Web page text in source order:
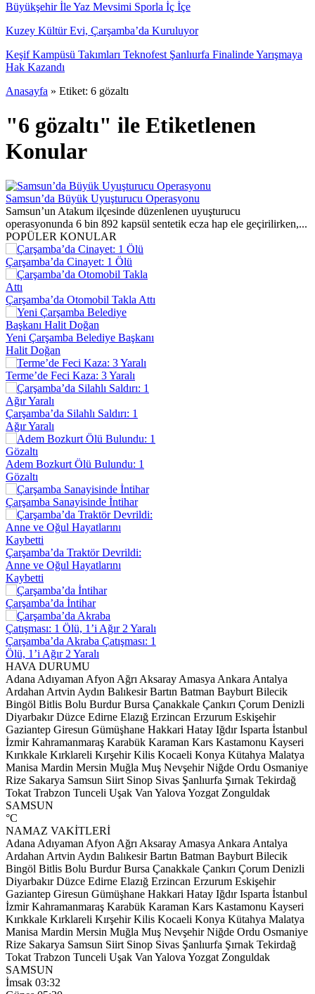
Büyükşehir İle Yaz Mevsimi Sporla İç İçe
Kuzey Kültür Evi, Çarşamba’da Kuruluyor
Keşif Kampüsü Takımları Teknofest Şanlıurfa Finalinde Yarışmaya
Hak Kazandı
Anasayfa » Etiket: 6 gözaltı
"6 gözaltı" ile Etiketlenen
Konular
Samsun’da Büyük Uyuşturucu Operasyonu
Samsun’un Atakum ilçesinde düzenlenen uyuşturucu
operasyonunda 6 bin 892 kapsül sentetik ecza hap ele geçirilirken,...
POPÜLER KONULAR
Çarşamba’da Cinayet: 1 Ölü
Çarşamba’da Otomobil Takla Attı
Yeni Çarşamba Belediye Başkanı
Halit Doğan
Terme’de Feci Kaza: 3 Yaralı
Çarşamba’da Silahlı Saldırı: 1
Ağır Yaralı
Adem Bozkurt Ölü Bulundu: 1
Gözaltı
Çarşamba Sanayisinde İntihar
Çarşamba’da Traktör Devrildi:
Anne ve Oğul Hayatlarını
Kaybetti
Çarşamba’da İntihar
Çarşamba’da Akraba Çatışması: 1
Ölü, 1’i Ağır 2 Yaralı
HAVA DURUMU
Adana Adıyaman Afyon Ağrı Aksaray Amasya Ankara Antalya
Ardahan Artvin Aydın Balıkesir Bartın Batman Bayburt Bilecik
Bingöl Bitlis Bolu Burdur Bursa Çanakkale Çankırı Çorum Denizli
Diyarbakır Düzce Edirne Elazığ Erzincan Erzurum Eskişehir
Gaziantep Giresun Gümüşhane Hakkari Hatay Iğdır Isparta İstanbul
İzmir Kahramanmaraş Karabük Karaman Kars Kastamonu Kayseri
Kırıkkale Kırklareli Kırşehir Kilis Kocaeli Konya Kütahya Malatya
Manisa Mardin Mersin Muğla Muş Nevşehir Niğde Ordu Osmaniye
Rize Sakarya Samsun Siirt Sinop Sivas Şanlıurfa Şırnak Tekirdağ
Tokat Trabzon Tunceli Uşak Van Yalova Yozgat Zonguldak
SAMSUN
°C
NAMAZ VAKİTLERİ
Adana Adıyaman Afyon Ağrı Aksaray Amasya Ankara Antalya
Ardahan Artvin Aydın Balıkesir Bartın Batman Bayburt Bilecik
Bingöl Bitlis Bolu Burdur Bursa Çanakkale Çankırı Çorum Denizli
Diyarbakır Düzce Edirne Elazığ Erzincan Erzurum Eskişehir
Gaziantep Giresun Gümüşhane Hakkari Hatay Iğdır Isparta İstanbul
İzmir Kahramanmaraş Karabük Karaman Kars Kastamonu Kayseri
Kırıkkale Kırklareli Kırşehir Kilis Kocaeli Konya Kütahya Malatya
Manisa Mardin Mersin Muğla Muş Nevşehir Niğde Ordu Osmaniye
Rize Sakarya Samsun Siirt Sinop Sivas Şanlıurfa Şırnak Tekirdağ
Tokat Trabzon Tunceli Uşak Van Yalova Yozgat Zonguldak
SAMSUN
İmsak 03:32